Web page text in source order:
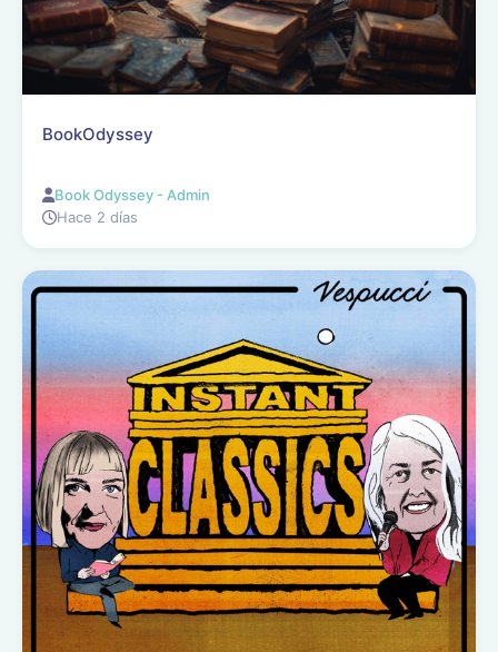
BookOdyssey
Book Odyssey - Admin
Hace 2 días